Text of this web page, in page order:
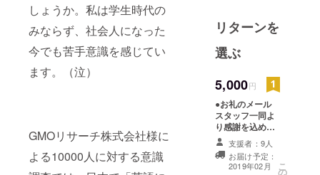
しょうか。私は学生時代の
みならず、社会人になった
今でも苦手意識を感じてい
ます。（泣）
GMOリサーチ株式会社様に
よる10000人に対する意識
6名で構成さ
れた企画開
発集団で
それぞれが
コンテンツ
制作、マー
ケティング
に特化した
知識を持
リターンを
選ぶ
5,000円
●お礼のメール
スタッフ一同よ
り感謝を込めた
メールをお送り
します。 ●楽曲
デモデータ ゲー
ム内に流れる
支援者：9人
お届け予定：
2019年02月
こ
の